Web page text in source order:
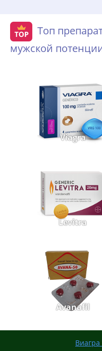
Топ
мужской
Viagra
Levitra
Avanafil
Виагра